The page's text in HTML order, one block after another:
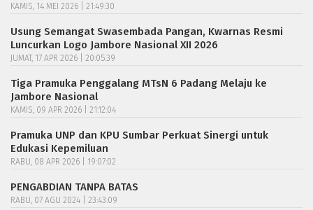
KAMIS, 14 MEI 2026 | 21:49:30
Usung Semangat Swasembada Pangan, Kwarnas Resmi
Luncurkan Logo Jambore Nasional XII 2026
JUMAT, 17 APR 2026 | 20:05:39
Tiga Pramuka Penggalang MTsN 6 Padang Melaju ke
Jambore Nasional
KAMIS, 09 APR 2026 | 21:12:04
Pramuka UNP dan KPU Sumbar Perkuat Sinergi untuk
Edukasi Kepemiluan
RABU, 08 APR 2026 | 19:07:02
PENGABDIAN TANPA BATAS
RABU, 07 AGU 2024 | 23:43:09